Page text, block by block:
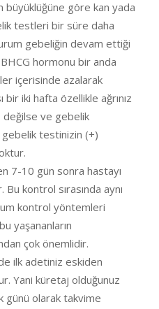
büyüklüğüne göre kan yada
testleri bir süre daha
gebeliğin devam ettiği
hormonu bir anda
içerisinde azalarak
iki hafta özellikle ağrınız
değilse ve gebelik
gebelik testinizin (+)
7-10 gün sonra hastayı
kontrol sırasında aynı
kontrol yöntemleri
yaşananların
çok önemlidir.
ilk adetiniz eskiden
Yani küretaj olduğunuz
günü olarak takvime